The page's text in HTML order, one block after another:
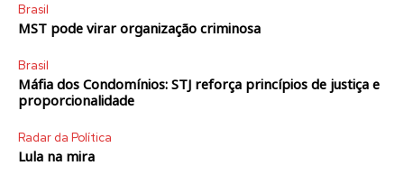
Brasil
MST pode virar organização criminosa
Brasil
Máfia dos Condomínios: STJ reforça princípios de justiça e
proporcionalidade
Radar da Política
Lula na mira